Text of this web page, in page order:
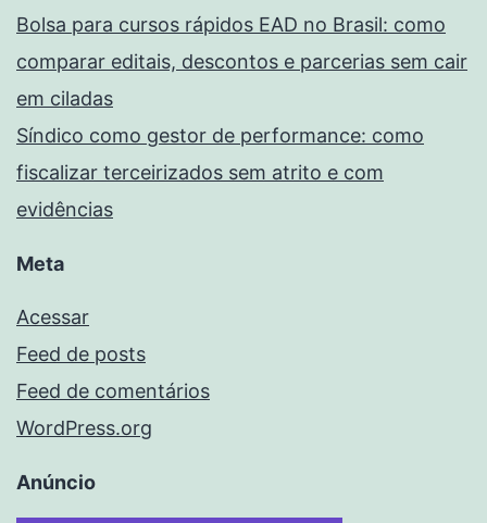
Bolsa para cursos rápidos EAD no Brasil: como
comparar editais, descontos e parcerias sem cair
em ciladas
Síndico como gestor de performance: como
fiscalizar terceirizados sem atrito e com
evidências
Meta
Acessar
Feed de posts
Feed de comentários
WordPress.org
Anúncio